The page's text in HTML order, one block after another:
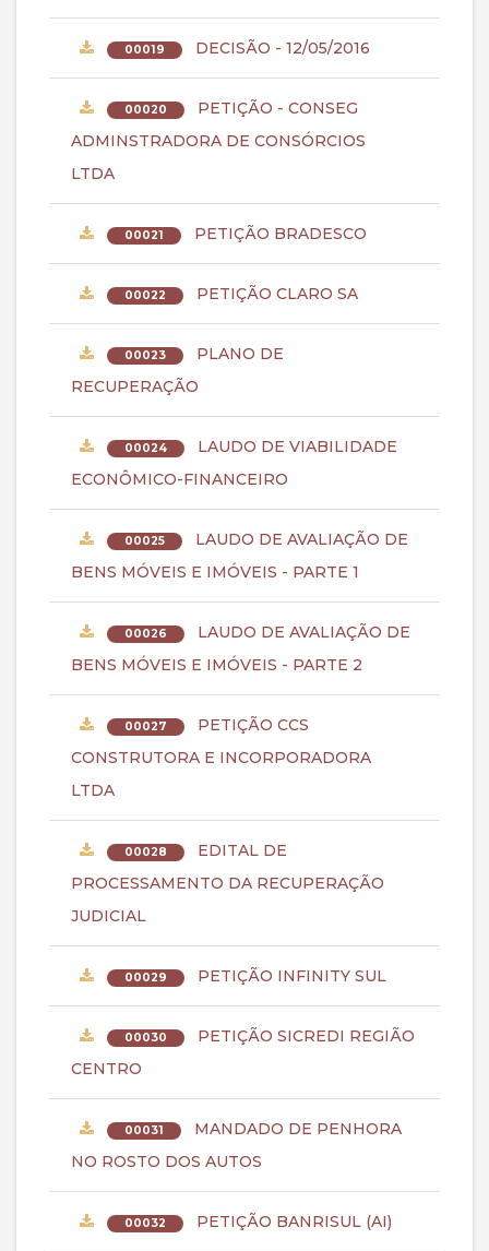
00019 DECISÃO - 12/05/2016
00020
PETIÇÃO - CONSEG
ADMINSTRADORA DE CONSÓRCIOS
LTDA
00021 PETIÇÃO BRADESCO
00022 PETIÇÃO CLARO SA
00023
PLANO DE
RECUPERAÇÃO
00024
LAUDO DE VIABILIDADE
ECONÔMICO-FINANCEIRO
00025
LAUDO DE AVALIAÇÃO DE
BENS MÓVEIS E IMÓVEIS - PARTE 1
00026
LAUDO DE AVALIAÇÃO DE
BENS MÓVEIS E IMÓVEIS - PARTE 2
00027
PETIÇÃO CCS
CONSTRUTORA E INCORPORADORA
LTDA
00028
EDITAL DE
PROCESSAMENTO DA RECUPERAÇÃO
JUDICIAL
00029 PETIÇÃO INFINITY SUL
00030
PETIÇÃO SICREDI REGIÃO
CENTRO
00031
MANDADO DE PENHORA
NO ROSTO DOS AUTOS
00032 PETIÇÃO BANRISUL (AI)